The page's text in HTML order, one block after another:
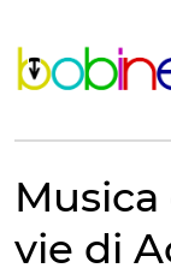
contenuto
vie di